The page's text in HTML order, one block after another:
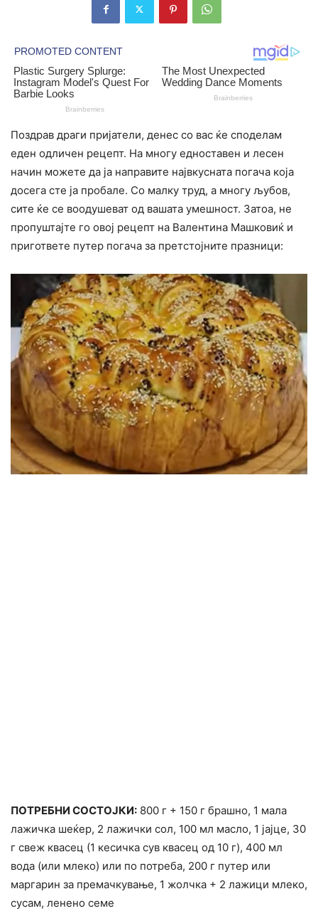
Поздрав драги пријатели, денес со вас ќе споделам
еден одличен рецепт. На многу едноставен и лесен
начин можете да ја направите највкусната погача која
досега сте ја пробале. Со малку труд, а многу љубов,
сите ќе се воодушеват од вашата умешност. Затоа, не
пропуштајте го овој рецепт на Валентина Машковиќ и
пригответе путер погача за претстојните празници:
ПОТРЕБНИ СОСТОЈКИ: 800 г + 150 г брашно, 1 мала
лажичка шеќер, 2 лажички сол, 100 мл масло, 1 јајце, 30
г свеж квасец (1 кесичка сув квасец од 10 г), 400 мл
вода (или млеко) или по потреба, 200 г путер или
маргарин за премачкување, 1 жолчка + 2 лажици млеко,
сусам, ленено семе